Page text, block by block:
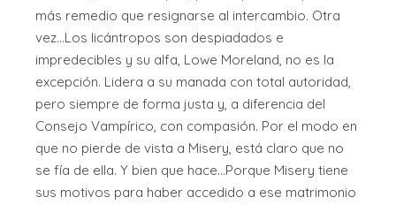
más remedio que resignarse al intercambio. Otra
vez...Los licántropos son despiadados e
impredecibles y su alfa, Lowe Moreland, no es la
excepción. Lidera a su manada con total autoridad,
pero siempre de forma justa y, a diferencia del
Consejo Vampírico, con compasión. Por el modo en
que no pierde de vista a Misery, está claro que no
se fía de ella. Y bien que hace...Porque Misery tiene
sus motivos para haber accedido a ese matrimonio